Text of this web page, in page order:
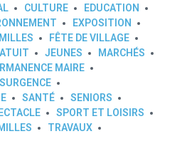
CULTURE
EDUCATION
EXPOSITION
FÊTE DE VILLAGE
JEUNES
MARCHÉS
MAIRE
SANTÉ
SENIORS
SPORT ET LOISIRS
TRAVAUX